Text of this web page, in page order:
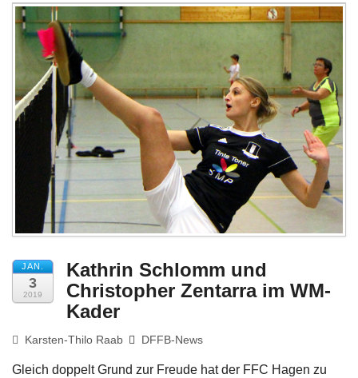
Spieler
Kontakt
Links
Impressum
JAN.
3
2019
Kathrin Schlomm und
Christopher Zentarra im WM-
Kader
Karsten-Thilo Raab DFFB-News
Gleich doppelt Grund zur Freude hat der FFC Hagen zu